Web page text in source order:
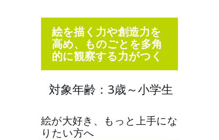
絵を描く力や創造力を
高め、ものごとを多角
的に観察する力がつく
対象年齢：3歳～小学生
絵が大好き、もっと上手にな
りたい方へ